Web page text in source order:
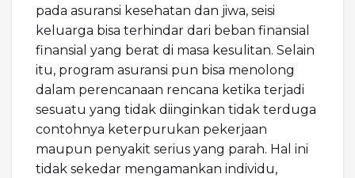
pada asuransi kesehatan dan jiwa, seisi
keluarga bisa terhindar dari beban finansial
finansial yang berat di masa kesulitan. Selain
itu, program asuransi pun bisa menolong
dalam perencanaan rencana ketika terjadi
sesuatu yang tidak diinginkan tidak terduga
contohnya keterpurukan pekerjaan
maupun penyakit serius yang parah. Hal ini
tidak sekedar mengamankan individu,